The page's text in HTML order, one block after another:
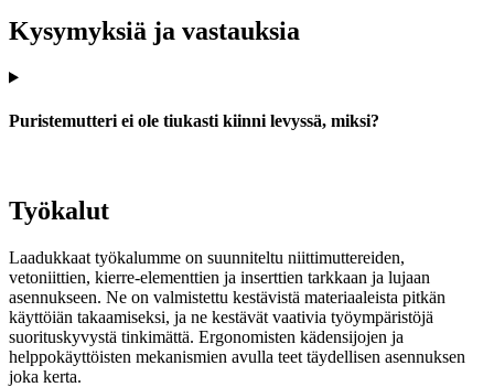
Kysymyksiä ja vastauksia
Puristemutteri ei ole tiukasti kiinni levyssä, miksi?
Työkalut
Laadukkaat työkalumme on suunniteltu niittimuttereiden,
vetoniittien, kierre-elementtien ja inserttien tarkkaan ja lujaan
asennukseen. Ne on valmistettu kestävistä materiaaleista pitkän
käyttöiän takaamiseksi, ja ne kestävät vaativia työympäristöjä
suorituskyvystä tinkimättä. Ergonomisten kädensijojen ja
helppokäyttöisten mekanismien avulla teet täydellisen asennuksen
joka kerta.